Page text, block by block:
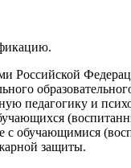
Российской
педагогику и
с обучающимися
защиты.